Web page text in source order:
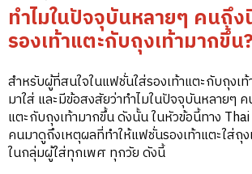
ทำไมในปัจจุบันหลายๆ คนถึง
รองเท้าแตะกับถุงเท้ามากขึ้น?
สำหรับผู้ที่สนใจในแฟชั่นใส่รองเท้าแตะกับถุงเ
มาใส่ และมีข้อสงสัยว่าทำไมในปัจจุบันหลายๆ
แตะกับถุงเท้ามากขึ้น ดังนั้น ในหัวข้อนี้ทาง
คนมาดูถึงเหตุผลที่ทำให้แฟชั่นรองเท้าแตะใส่ถุ
ในกลุ่มผู้ใส่ทุกเพศ ทุกวัย ดังนี้